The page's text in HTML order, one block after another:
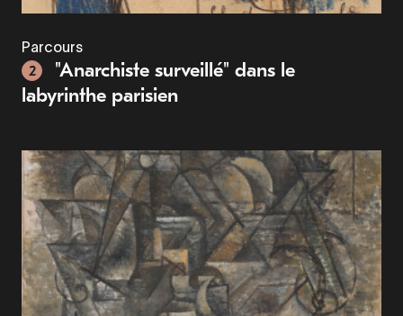
Parcours
2
"Anarchiste surveillé" dans le
labyrinthe parisien